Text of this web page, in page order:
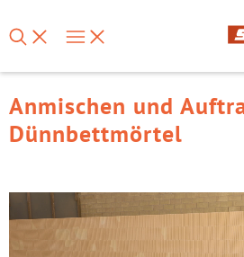
Anmischen und
Dünnbettmörtel